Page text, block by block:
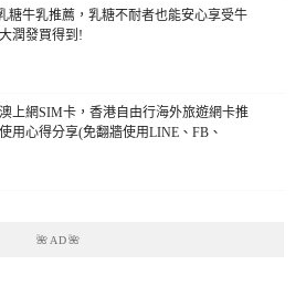
糖牛乳推薦，乳糖不耐者也能安心享受牛
潤發買得到!
上網SIM卡，香港自由行海外旅遊網卡推
用心得分享(免翻牆使用LINE、FB、
🌺AD🌺